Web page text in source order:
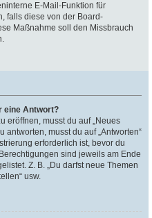
E-Mail-Funktion für
falls diese von der Board-
Maßnahme soll den Missbrauch
eine Antwort?
eröffnen, musst du auf „Neues
antworten, musst du auf „Antworten“
erforderlich ist, bevor du
sind jeweils am Ende
Z. B. „Du darfst neue Themen
usw.